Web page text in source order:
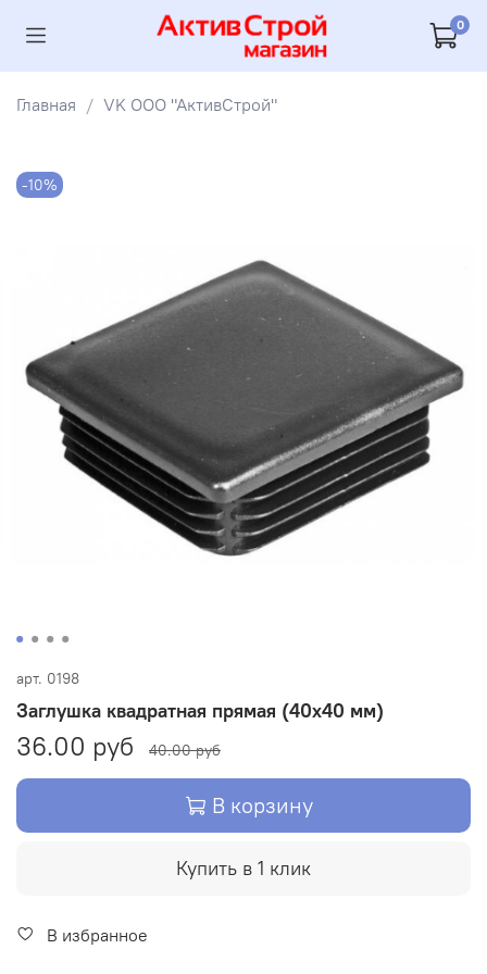
0
Главная VK ООО "АктивСтрой"
-10%
арт. 0198
Заглушка квадратная прямая (40х40 мм)
36.00 руб 40.00 руб
В корзину
Купить в 1 клик
В избранное